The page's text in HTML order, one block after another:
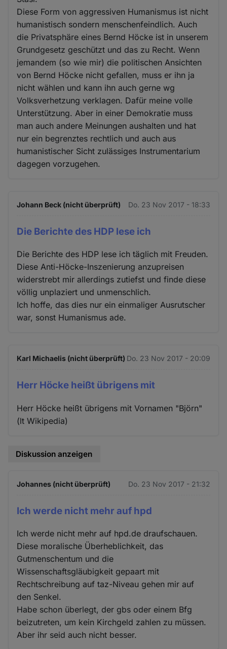
Diese Form von aggressiven Humanismus ist nicht
humanistisch sondern menschenfeindlich. Auch
die Privatsphäre eines Bernd Höcke ist in unserem
Grundgesetz geschützt und das zu Recht. Wenn
jemandem (so wie mir) die politischen Ansichten
von Bernd Höcke nicht gefallen, muss er ihn ja
nicht wählen und kann ihn auch gerne wg
Volksverhetzung verklagen. Dafür meine volle
Unterstützung. Aber in einer Demokratie muss
man auch andere Meinungen aushalten und hat
nur ein begrenztes rechtlich und auch aus
humanistischer Sicht zulässiges Instrumentarium
dagegen vorzugehen.
Johann Beck (nicht überprüft) Do. 23 Nov 2017 - 18:33
Die Berichte des HDP lese ich
Die Berichte des HDP lese ich täglich mit Freuden.
Diese Anti-Höcke-Inszenierung anzupreisen
widerstrebt mir allerdings zutiefst und finde diese
völlig unplaziert und unmenschlich.
Ich hoffe, das dies nur ein einmaliger Ausrutscher
war, sonst Humanismus ade.
Karl Michaelis (nicht überprüft) Do. 23 Nov 2017 - 20:09
Herr Höcke heißt übrigens mit
Herr Höcke heißt übrigens mit Vornamen "Björn"
(lt Wikipedia)
Diskussion anzeigen
Johannes (nicht überprüft) Do. 23 Nov 2017 - 21:32
Ich werde nicht mehr auf hpd
Ich werde nicht mehr auf hpd.de draufschauen.
Diese moralische Überheblichkeit, das
Gutmenschentum und die
Wissenschaftsgläubigkeit gepaart mit
Rechtschreibung auf taz-Niveau gehen mir auf
den Senkel.
Habe schon überlegt, der gbs oder einem Bfg
beizutreten, um kein Kirchgeld zahlen zu müssen.
Aber ihr seid auch nicht besser.